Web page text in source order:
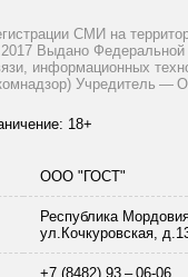
СМИ на
Выдано
информационных
Учредитель —
18+
ООО "ГОСТ"
Республика
ул.Кочкуровская,
+7 (8482) 93 – 06-06